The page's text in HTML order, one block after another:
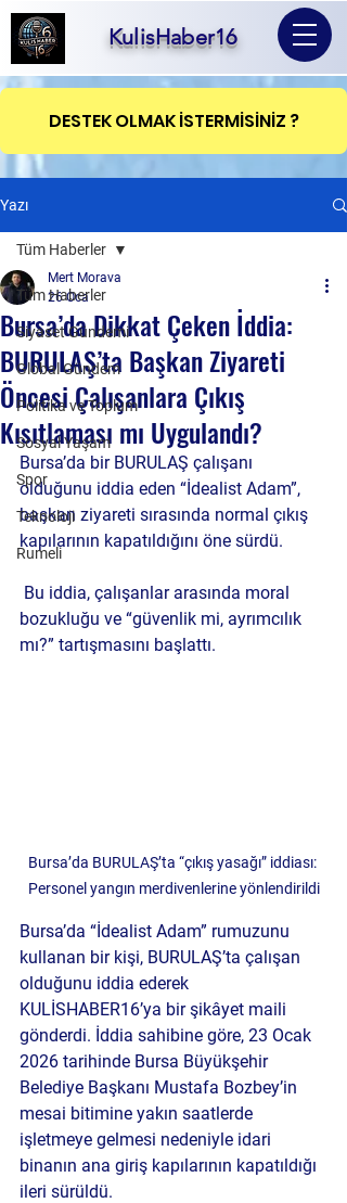
KulisHaber16
DESTEK OLMAK İSTERMİSİNİZ ?
Yazı
Tüm Haberler
Siyaset Gündemi
Global Gündem
Politika ve Toplum
Sosyal Yaşam
Spor
Teknoloji
Rumeli
Tüm Haberler
Bursa’da Dikkat Çeken İddia:
BURULAŞ’ta Başkan Ziyareti
Öncesi Çalışanlara Çıkış
Kısıtlaması mı Uygulandı?
Mert Morava
26 Oca
Bursa’da bir BURULAŞ çalışanı
olduğunu iddia eden “İdealist Adam”,
başkan ziyareti sırasında normal çıkış
kapılarının kapatıldığını öne sürdü.
bozukluğu ve “güvenlik mi, ayrımcılık
mı?” tartışmasını başlattı.
Bursa’da BURULAŞ’ta “çıkış yasağı” iddiası:
Personel yangın merdivenlerine yönlendirildi
Bursa’da “İdealist Adam” rumuzunu
kullanan bir kişi, BURULAŞ’ta çalışan
olduğunu iddia ederek
KULİSHABER16’ya bir şikâyet maili
gönderdi. İddia sahibine göre, 23 Ocak
2026 tarihinde Bursa Büyükşehir
Belediye Başkanı Mustafa Bozbey’in
mesai bitimine yakın saatlerde
işletmeye gelmesi nedeniyle idari
binanın ana giriş kapılarının kapatıldığı
ileri sürüldü.